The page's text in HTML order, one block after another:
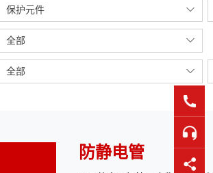
保护元件
全部
全部
防静电管